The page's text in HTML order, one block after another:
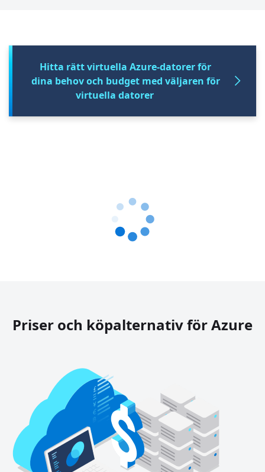
Hitta rätt virtuella Azure-datorer för
dina behov och budget med väljaren för
virtuella datorer
Priser och köpalternativ för Azure